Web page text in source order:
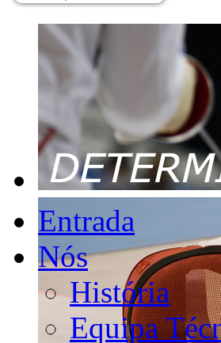
Entrada
Nós
História
Equipa